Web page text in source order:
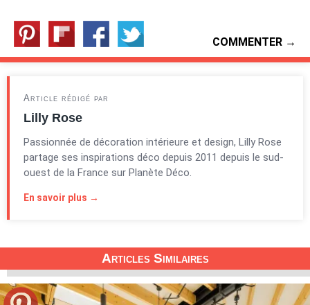
COMMENTER →
Article rédigé par
Lilly Rose
Passionnée de décoration intérieure et design, Lilly Rose
partage ses inspirations déco depuis 2011 depuis le sud-
ouest de la France sur Planète Déco.
En savoir plus →
Articles Similaires